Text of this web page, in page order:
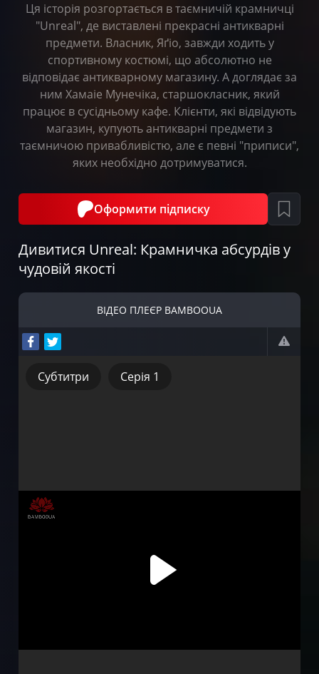
Ця історія розгортається в таємничій крамничці
"Unreal", де виставлені прекрасні антикварні
предмети. Власник, Яґіо, завжди ходить у
спортивному костюмі, що абсолютно не
відповідає антикварному магазину. А доглядає за
ним Хамаіе Мунечіка, старшокласник, який
працює в сусідньому кафе. Клієнти, які відвідують
магазин, купують антикварні предмети з
таємничою привабливістю, але є певні "приписи",
яких необхідно дотримуватися.
Оформити підписку
Дивитися Unreal: Крамничка абсурдів у
чудовій якості
ВІДЕО ПЛЕЄР BAMBOOUA
Серія 1
Субтитри